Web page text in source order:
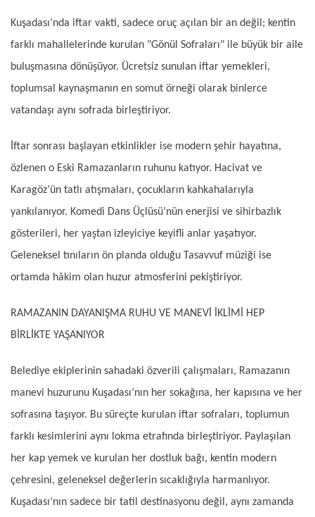
Kuşadası’nda iftar vakti, sadece oruç açılan bir an değil; kentin
farklı mahallelerinde kurulan "Gönül Sofraları" ile büyük bir aile
buluşmasına dönüşüyor. Ücretsiz sunulan iftar yemekleri,
toplumsal kaynaşmanın en somut örneği olarak binlerce
vatandaşı aynı sofrada birleştiriyor.
İftar sonrası başlayan etkinlikler ise modern şehir hayatına,
özlenen o Eski Ramazanların ruhunu katıyor. Hacivat ve
Karagöz’ün tatlı atışmaları, çocukların kahkahalarıyla
yankılanıyor. Komedi Dans Üçlüsü’nün enerjisi ve sihirbazlık
gösterileri, her yaştan izleyiciye keyifli anlar yaşatıyor.
Geleneksel tınıların ön planda olduğu Tasavvuf müziği ise
ortamda hâkim olan huzur atmosferini pekiştiriyor.
RAMAZANIN DAYANIŞMA RUHU VE MANEVİ İKLİMİ HEP
BİRLİKTE YAŞANIYOR
Belediye ekiplerinin sahadaki özverili çalışmaları, Ramazanın
manevi huzurunu Kuşadası’nın her sokağına, her kapısına ve her
sofrasına taşıyor. Bu süreçte kurulan iftar sofraları, toplumun
farklı kesimlerini aynı lokma etrafında birleştiriyor. Paylaşılan
her kap yemek ve kurulan her dostluk bağı, kentin modern
çehresini, geleneksel değerlerin sıcaklığıyla harmanlıyor.
Kuşadası’nın sadece bir tatil destinasyonu değil, aynı zamanda